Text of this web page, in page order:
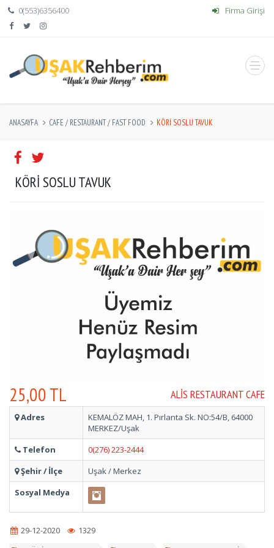
0(553)6356400 Firma Girişi
ANASAYFA CAFE / RESTAURANT / FAST FOOD KÖRİ SOSLU TAVUK
KÖRİ SOSLU TAVUK
ALIS RESTAURANT CAFE
25,00 TL
Adres
KEMALÖZ MAH, 1. Pırlanta Sk. NO:54/B, 64000
MERKEZ/Uşak
Telefon
0(276) 223-2444
Şehir / İlçe
Uşak / Merkez
Sosyal Medya
29-12-2020
1329